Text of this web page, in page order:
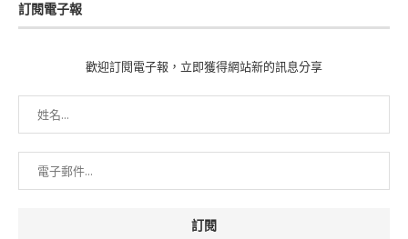
訂閱電子報
歡迎訂閱電子報，立即獲得網站新的訊息分享